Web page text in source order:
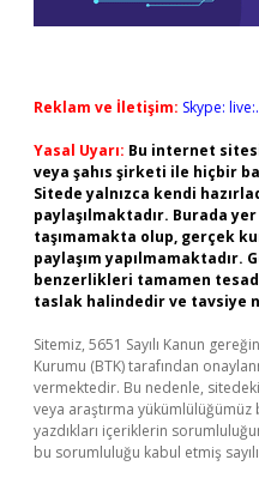
Reklam ve İletişim: Skype:
Yasal Uyarı: Bu internet
veya şahıs şirketi ile hiçbir
Sitede yalnızca kendi
paylaşılmaktadır. Burada
taşımamakta olup, gerçek
paylaşım yapılmamaktadır.
benzerlikleri tamamen
taslak halindedir ve tavsiye
Sitemiz, 5651 Sayılı Kanun
Kurumu (BTK) tarafından
vermektedir. Bu nedenle,
veya araştırma
yazdıkları içeriklerin
bu sorumluluğu kabul etmiş